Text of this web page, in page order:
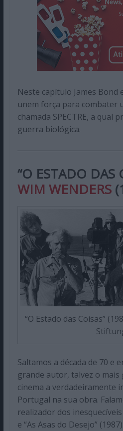
Neste capítulo James Bond
unem força para combater
chamada SPECTRE, a qual
guerra biológica.
“O ESTADO DAS
WIM WENDERS
“O Estado das Coisas”
Saltamos a década de 70 e
grande autor, talvez o
cinema a verdadeiramente
Portugal na sua obra.
realizador dos inesquecíveis
e “As Asas do Desejo”